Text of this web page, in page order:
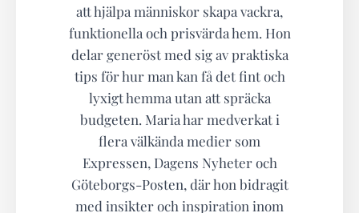
att hjälpa människor skapa vackra,
funktionella och prisvärda hem. Hon
delar generöst med sig av praktiska
tips för hur man kan få det fint och
lyxigt hemma utan att spräcka
budgeten. Maria har medverkat i
flera välkända medier som
Expressen, Dagens Nyheter och
Göteborgs-Posten, där hon bidragit
med insikter och inspiration inom